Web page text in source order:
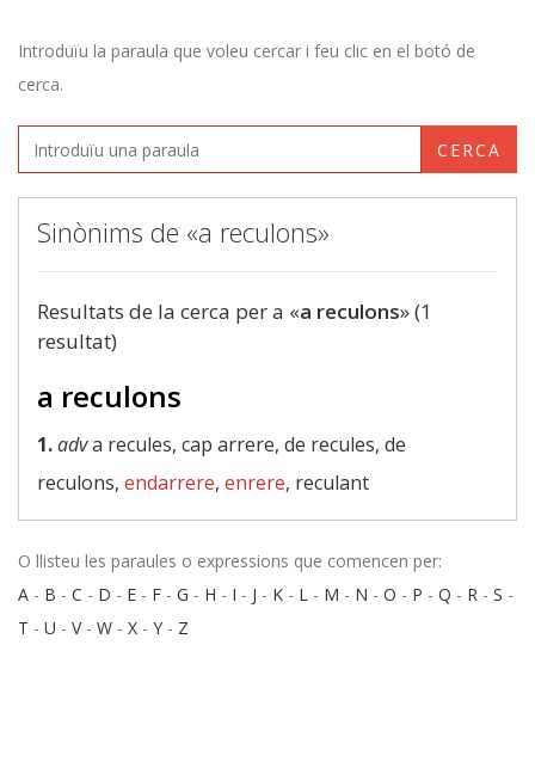
Introduïu la paraula que voleu cercar i feu clic en el botó de
cerca.
CERCA
Sinònims de «a reculons»
Resultats de la cerca per a «a reculons» (1
resultat)
a reculons
1.adva recules, cap arrere, de recules, de
reculons, endarrere, enrere, reculant
O llisteu les paraules o expressions que comencen per:
A - B - C - D - E - F - G - H - I - J - K - L - M - N - O - P - Q - R - S -
T - U - V- W - X - Y - Z